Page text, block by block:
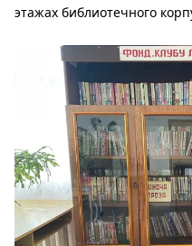
этажах библиотечного